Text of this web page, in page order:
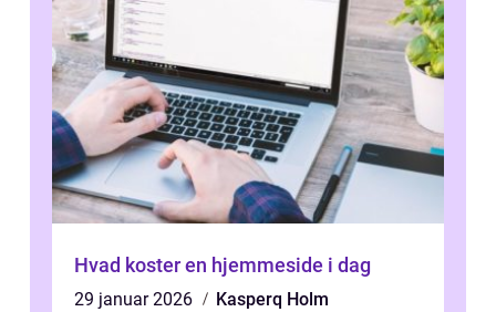
Hvad koster en hjemmeside i dag
29 januar 2026
Kasperq Holm